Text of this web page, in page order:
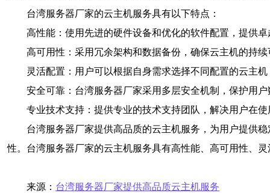
台湾服务器厂家的云主机服务具有以下特点：
高性能：使用先进的硬件设备和优化的软件配置，提供
高可用性：采用冗余架构和数据备份，确保云主机的持续
灵活配置：用户可以根据自身需求选择不同配置的云主
安全可靠：台湾服务器厂家采用多层安全机制，保护用
专业技术支持：提供专业的技术支持团队，解决用户在
台湾服务器厂家提供高品质的云主机服务，为用户提供
性。台湾服务器厂家的云主机服务具有高性能、高可用性、
来源： 台湾服务器厂家提供高品质云主机服务